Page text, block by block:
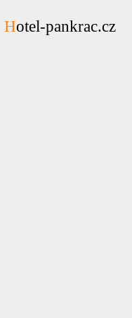
Hotel-pankrac.cz